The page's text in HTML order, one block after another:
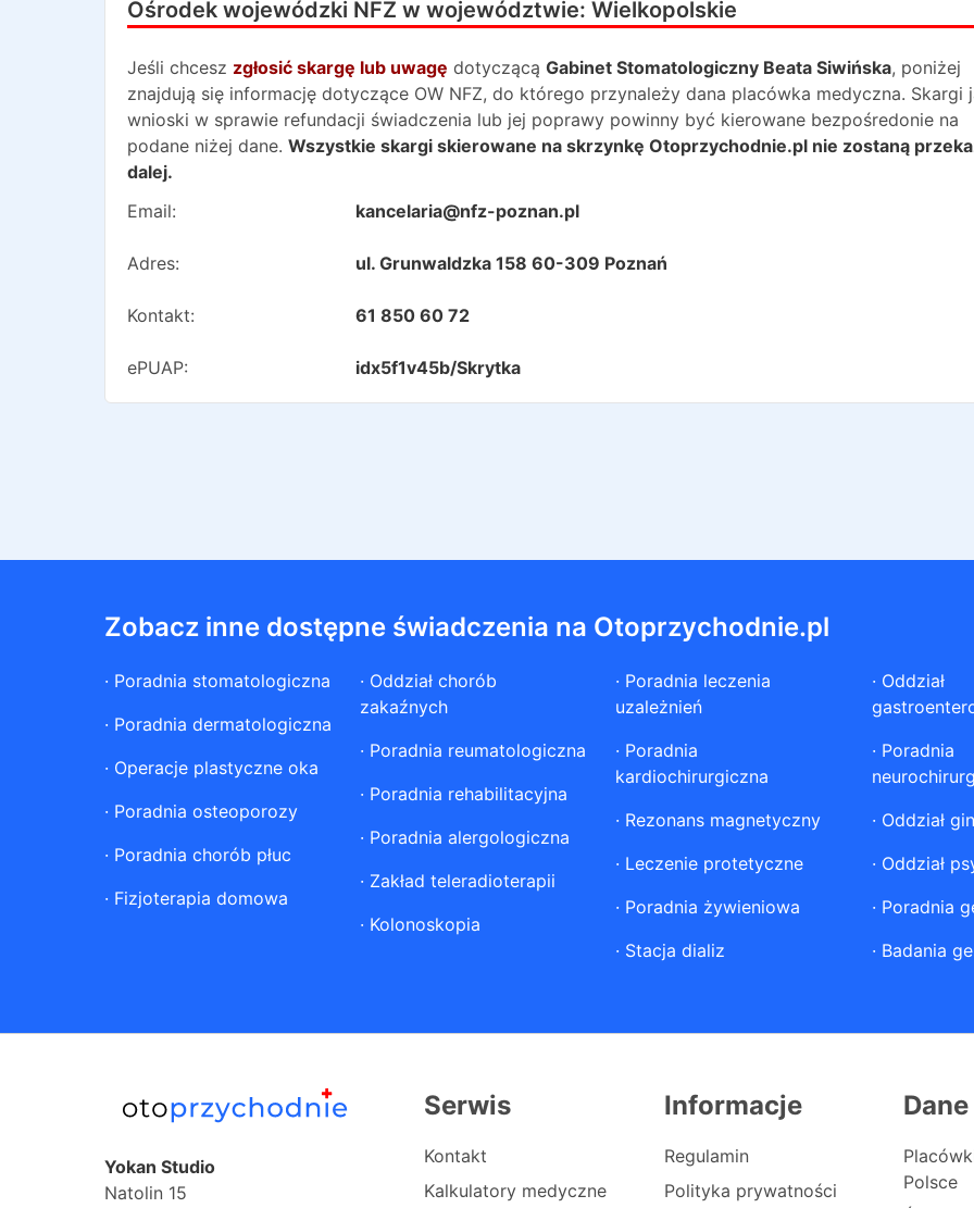
Ośrodek wojewódzki NFZ w województwie: Wielkopolskie
Jeśli chcesz zgłosić skargę lub uwagę dotyczącą Gabinet Stomatologiczny Beata Siwińska, poniżej
znajdują się informację dotyczące OW NFZ, do którego przynależy dana placówka medyczna. Skargi
wnioski w sprawie refundacji świadczenia lub jej poprawy powinny być kierowane bezpośredonie na
podane niżej dane. Wszystkie skargi skierowane na skrzynkę Otoprzychodnie.pl nie zostaną
dalej.
Email:
kancelaria@nfz-poznan.pl
Adres: ul. Grunwaldzka 158 60-309 Poznań
Kontakt: 61 850 60 72
ePUAP: idx5f1v45b/Skrytka
Zobacz inne dostępne świadczenia na Otoprzychodnie.pl
· Poradnia stomatologiczna
· Poradnia dermatologiczna
· Operacje plastyczne oka
· Poradnia osteoporozy
· Poradnia chorób płuc
· Fizjoterapia domowa
· Oddział chorób
zakaźnych
· Poradnia reumatologiczna
· Poradnia rehabilitacyjna
· Poradnia alergologiczna
· Zakład teleradioterapii
· Kolonoskopia
· Poradnia leczenia
uzależnień
· Poradnia
kardiochirurgiczna
· Rezonans magnetyczny
· Leczenie protetyczne
· Poradnia żywieniowa
· Stacja dializ
· Oddział
· Poradnia
· Oddział
· Oddział
· Poradnia
· Badania
Yokan Studio
Natolin 15
Serwis
Kontakt
Kalkulatory medyczne
Informacje
Regulamin
Polityka prywatności
Dane
Polsce